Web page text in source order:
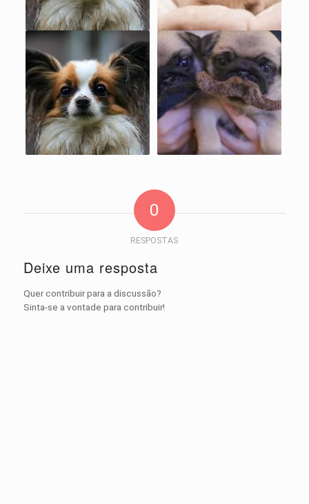
0
RESPOSTAS
Deixe uma resposta
Quer contribuir para a discussão?
Sinta-se a vontade para contribuir!